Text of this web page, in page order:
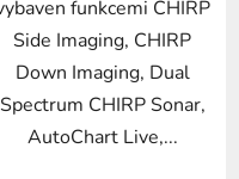
funkcemi CHIRP
Side Imaging, CHIRP
Down Imaging, Dual
Spectrum CHIRP Sonar,
AutoChart Live,...